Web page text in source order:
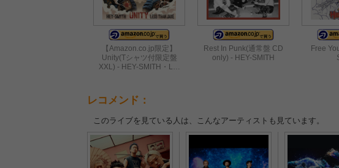
【Amazon.co.jp限定】
Unity(Tシャツ付限定盤
XXL) - HEY-SMITH・L…
Rest In Punk(通常盤 CD
only) - HEY-SMITH
Free
レコメンド：
このライブを見ている人は、こんなアーティストも見ています。